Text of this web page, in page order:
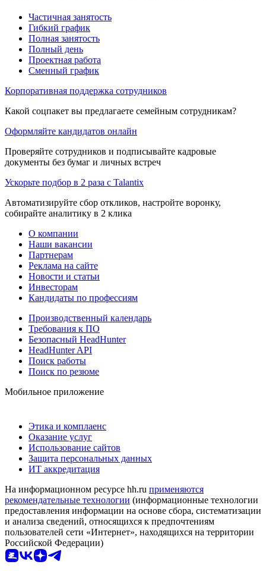
Частичная занятость
Гибкий график
Полная занятость
Полный день
Проектная работа
Сменный график
Корпоративная поддержка сотрудников
Какой соцпакет вы предлагаете семейным сотрудникам?
Оформляйте кандидатов онлайн
Проверяйте сотрудников и подписывайте кадровые
документы без бумаг и личных встреч
Ускорьте подбор в 2 раза с Talantix
Автоматизируйте сбор откликов, настройте воронку,
собирайте аналитику в 2 клика
О компании
Наши вакансии
Партнерам
Реклама на сайте
Новости и статьи
Инвесторам
Кандидаты по профессиям
Производственный календарь
Требования к ПО
Безопасный HeadHunter
HeadHunter API
Поиск работы
Поиск по резюме
Мобильное приложение
Этика и комплаенс
Оказание услуг
Использование сайтов
Защита персональных данных
ИТ аккредитация
На информационном ресурсе hh.ru применяются
рекомендательные технологии (информационные технологии
предоставления информации на основе сбора, систематизации
и анализа сведений, относящихся к предпочтениям
пользователей сети «Интернет», находящихся на территории
Российской Федерации)